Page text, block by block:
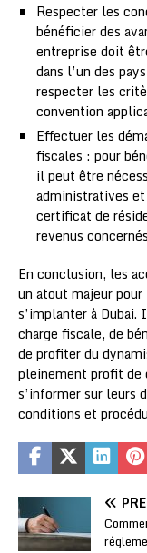
Respecter les
bénéficier des
entreprise doit
dans l’un des
respecter les
convention
Effectuer les
fiscales : pour
il peut être
administratives
certificat de
revenus
En conclusion, les
un atout majeur
s’implanter à
charge fiscale, de
de profiter du
pleinement profit de
s’informer sur leurs
conditions et